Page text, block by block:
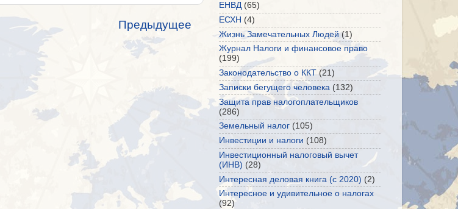
Предыдущее
ЕНВД (65)
ЕСХН (4)
Жизнь Замечательных Людей (1)
Журнал Налоги и финансовое право
(199)
Законодательство о ККТ (21)
Записки бегущего человека (132)
Защита прав налогоплательщиков
(286)
Земельный налог (105)
Инвестиции и налоги (108)
Инвестиционный налоговый вычет
(ИНВ) (28)
Интересная деловая книга (с 2020) (2)
Интересное и удивительное о налогах
(92)